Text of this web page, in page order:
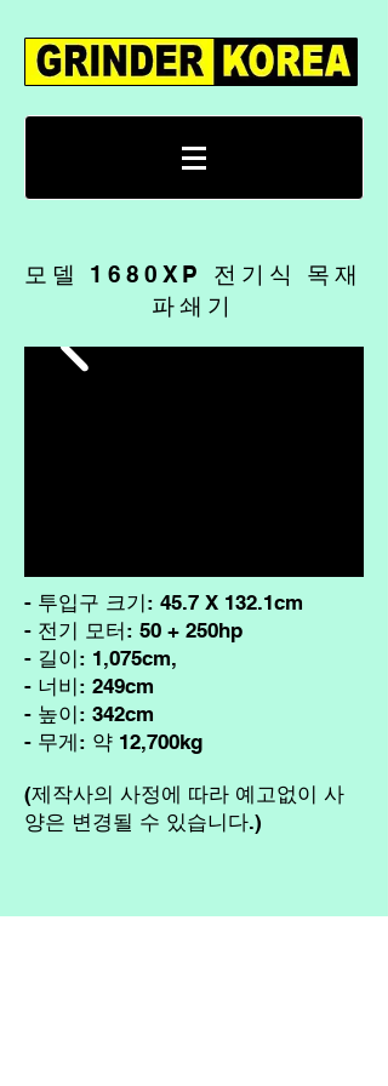
모델 1680XP 전기식 목재
파쇄기
- 투입구 크기: 45.7 X 132.1cm
- 전기 모터: 50 + 250hp
- 길이: 1,075cm,
- 너비: 249cm
- 높이: 342cm
- 무게: 약 12,700kg
(제작사의 사정에 따라 예고없이 사
양은 변경될 수 있습니다.)